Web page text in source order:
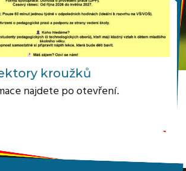
kroužků
najdete po otevření.